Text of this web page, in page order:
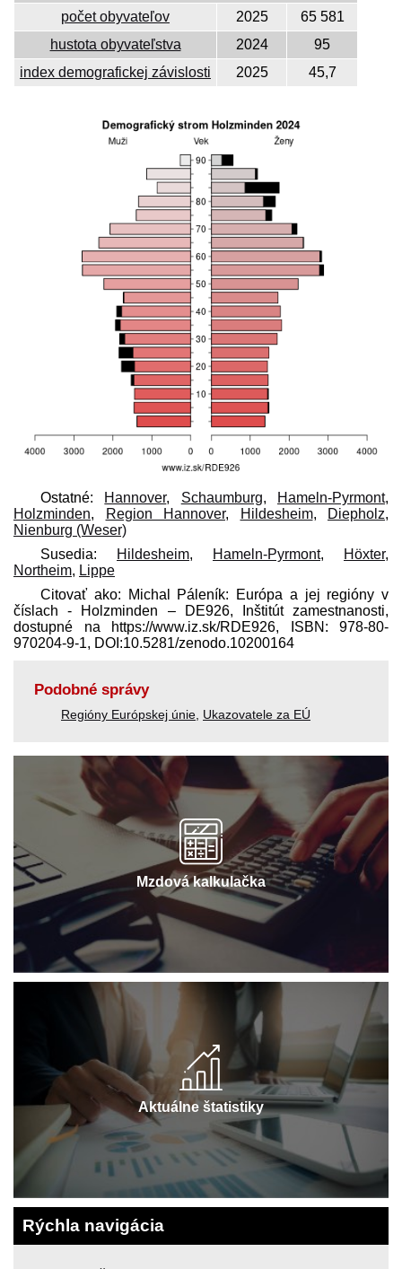
počet obyvateľov
2025
65 581
hustota obyvateľstva
2024
95
index demografickej závislosti
2025 45,7
Ostatné: Hannover, Schaumburg, Hameln-Pyrmont,
Holzminden, Region Hannover, Hildesheim, Diepholz,
Nienburg (Weser)
Susedia:
Hildesheim, Hameln-Pyrmont, Höxter,
Northeim, Lippe
Citovať ako: Michal Páleník: Európa a jej regióny v
číslach - Holzminden – DE926, Inštitút zamestnanosti,
dostupné na https://www.iz.sk/​RDE926, ISBN: 978-80-
970204-9-1, DOI:10.5281/zenodo.10200164
Podobné správy
Regióny Európskej únie Ukazovatele za EÚ
Mzdová kalkulačka
Aktuálne štatistiky
Rýchla navigácia